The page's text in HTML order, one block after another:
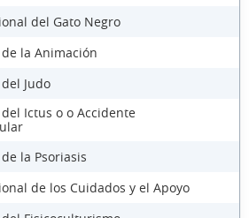
del Gato Negro
la Animación
Judo
Ictus o o Accidente
la Psoriasis
de los Cuidados y el Apoyo